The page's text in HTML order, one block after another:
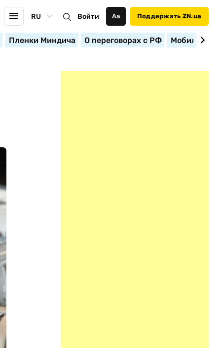
RU Войти Аа Поддержать ZN.ua
Пленки Миндича О переговорах с РФ